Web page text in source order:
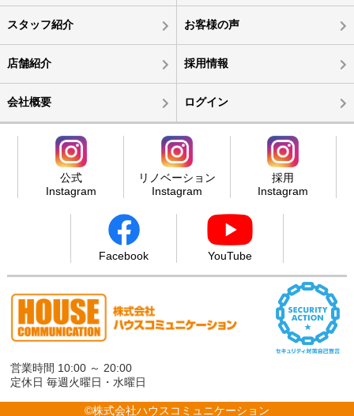
スタッフ紹介 お客様の声
店舗紹介 採用情報
会社概要 ログイン
公式
Instagram
リノベーション
Instagram
採用
Instagram
Facebook YouTube
営業時間 10:00 ～ 20:00
定休日 毎週火曜日・水曜日
©株式会社ハウスコミュニケーション